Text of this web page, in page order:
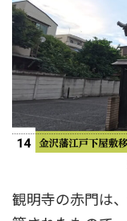
観明寺の赤門は